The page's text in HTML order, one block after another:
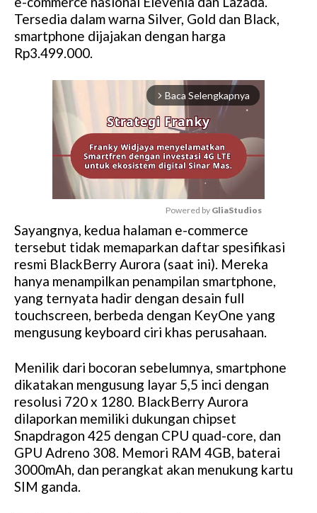
Tersedia dalam warna Silver, Gold dan Black,
smartphone dijajakan dengan harga
Rp3.499.000.
arrow_forward_ios Baca Selengkapnya
M
u
t
e
Powered by GliaStudios
Sayangnya, kedua halaman e-commerce
tersebut tidak memaparkan daftar spesifikasi
resmi BlackBerry Aurora (saat ini). Mereka
hanya menampilkan penampilan smartphone,
yang ternyata hadir dengan desain full
touchscreen, berbeda dengan KeyOne yang
mengusung keyboard ciri khas perusahaan.
Menilik dari bocoran sebelumnya, smartphone
dikatakan mengusung layar 5,5 inci dengan
resolusi 720 x 1280. BlackBerry Aurora
dilaporkan memiliki dukungan chipset
Snapdragon 425 dengan CPU quad-core, dan
GPU Adreno 308. Memori RAM 4GB, baterai
3000mAh, dan perangkat akan menukung kartu
SIM ganda.